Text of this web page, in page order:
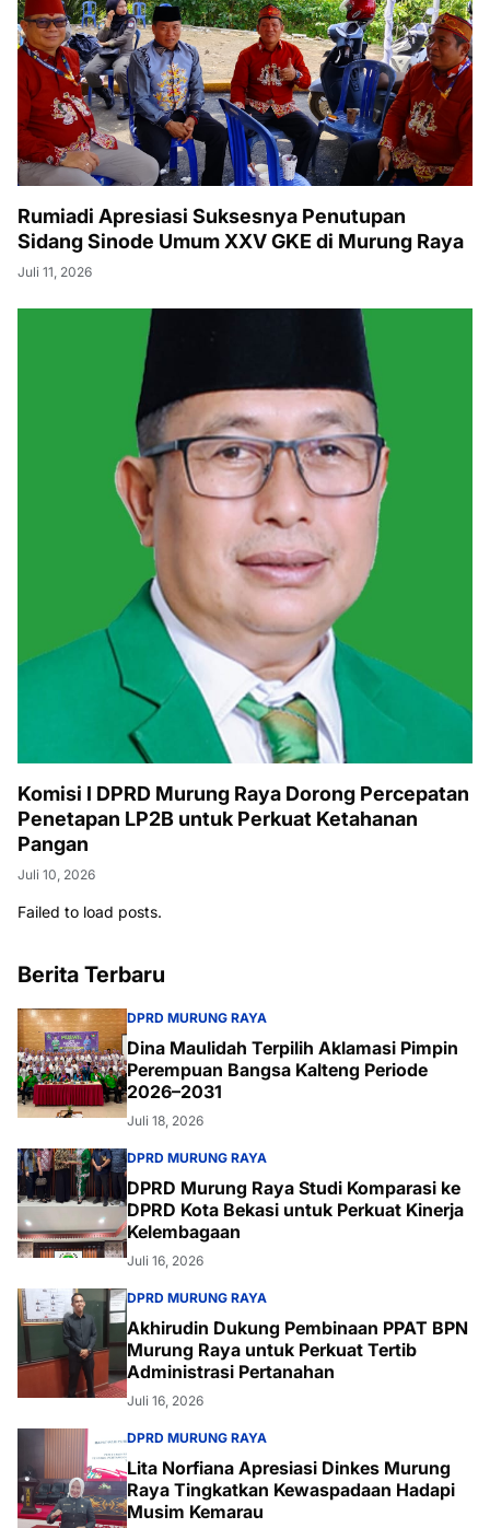
Rumiadi Apresiasi Suksesnya Penutupan
Sidang Sinode Umum XXV GKE di Murung Raya
Juli 11, 2026
Komisi I DPRD Murung Raya Dorong Percepatan
Penetapan LP2B untuk Perkuat Ketahanan
Pangan
Juli 10, 2026
Failed to load posts.
Berita Terbaru
DPRD MURUNG RAYA
Dina Maulidah Terpilih Aklamasi Pimpin
Perempuan Bangsa Kalteng Periode
2026–2031
Juli 18, 2026
DPRD MURUNG RAYA
DPRD Murung Raya Studi Komparasi ke
DPRD Kota Bekasi untuk Perkuat Kinerja
Kelembagaan
Juli 16, 2026
DPRD MURUNG RAYA
Akhirudin Dukung Pembinaan PPAT BPN
Murung Raya untuk Perkuat Tertib
Administrasi Pertanahan
Juli 16, 2026
DPRD MURUNG RAYA
Lita Norfiana Apresiasi Dinkes Murung
Raya Tingkatkan Kewaspadaan Hadapi
Musim Kemarau